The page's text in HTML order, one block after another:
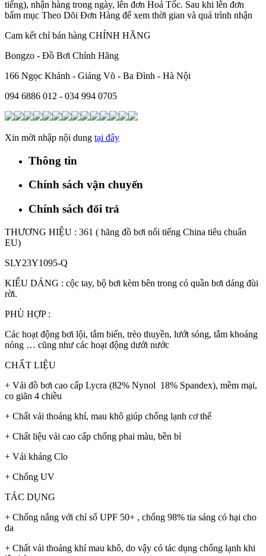
tiếng), nhận hàng trong ngày, lên đơn Hoả Tốc. Sau khi lên đơn
bấm mục Theo Dõi Đơn Hàng để xem thời gian và quá trình nhận
Cam kết chỉ bán hàng CHÍNH HÃNG
Bongzo - Đồ Bơi Chính Hãng
166 Ngọc Khánh - Giảng Võ - Ba Đình - Hà Nội
094 6886 012 - 034 994 0705
Xin mời nhập nội dung tại đây
Thông tin
Chính sách vận chuyển
Chính sách đổi trả
THƯƠNG HIỆU : 361 ( hãng đồ bơi nổi tiếng China tiêu chuẩn
EU)
SLY23Y1095-Q
KIỂU DÁNG : cộc tay, bộ bơi kèm bên trong có quần bơi dáng đùi
rời.
PHÙ HỢP :
Các hoạt động bơi lội, tắm biển, trèo thuyền, lướt sóng, tắm khoáng
nóng … cũng như các hoạt động dưới nước
CHẤT LIỆU
+ Vải đồ bơi cao cấp Lycra (82% Nynol 18% Spandex), mềm mại,
co giãn 4 chiều
+ Chất vải thoáng khí, mau khô giúp chống lạnh cơ thể
+ Chất liệu vải cao cấp chống phai màu, bền bỉ
+ Vải kháng Clo
+ Chống UV
TÁC DỤNG
+ Chống nắng với chỉ số UPF 50+ , chống 98% tia sáng có hại cho
da
+ Chất vải thoáng khí mau khô, do vậy có tác dụng chống lạnh khi